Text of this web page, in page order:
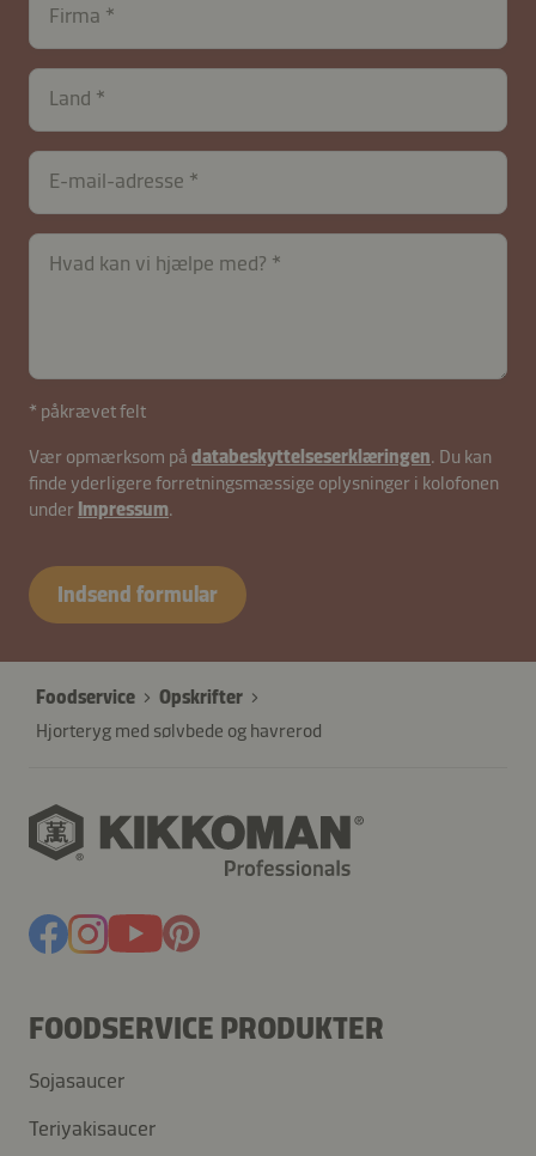
Firma
Land
E-mail-adresse
Hvad kan vi hjælpe med?
contactDK-
26583-
KkOiSd6ygZD
* påkrævet felt
Vær opmærksom på databeskyttelseserklæringen. Du kan
finde yderligere forretningsmæssige oplysninger i kolofonen
under Impressum.
Indsend formular
Foodservice
Opskrifter
Hjorteryg med sølvbede og havrerod
FOODSERVICE PRODUKTER
Sojasaucer
Teriyakisaucer